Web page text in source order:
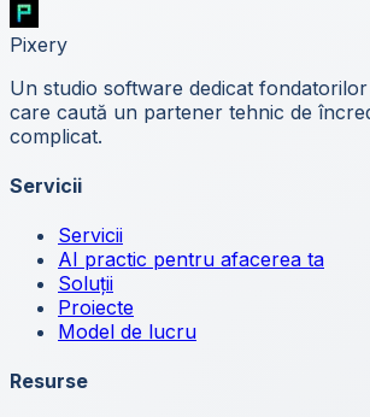
Pixery
Un studio software dedicat
care caută un partener tehnic de
complicat.
Servicii
Servicii
AI practic pentru afacerea ta
Soluții
Proiecte
Model de lucru
Resurse